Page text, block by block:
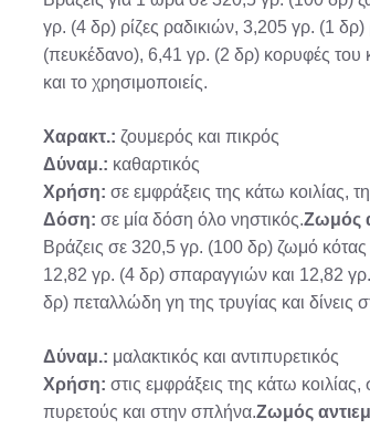
γρ. (4 δρ) ρίζες ραδικιών, 3,205 γρ. (1 δρ)
(πευκέδανο), 6,41 γρ. (2 δρ) κορυφές του
και το χρησιμοποιείς.
Χαρακτ.: ζουμερός και πικρός
Δύναμ.: καθαρτικός
Χρήση: σε εμφράξεις της κάτω κοιλίας,
Δόση: σε μία δόση όλο νηστικός.Ζωμός
Βράζεις σε 320,5 γρ. (100 δρ) ζωμό
12,82 γρ. (4 δρ) σπαραγγιών και 12,82
δρ) πεταλλώδη γη της τρυγίας και δίνεις
Δύναμ.: μαλακτικός και αντιπυρετικός
Χρήση: στις εμφράξεις της κάτω
πυρετούς και στην σπλήνα.Ζωμός